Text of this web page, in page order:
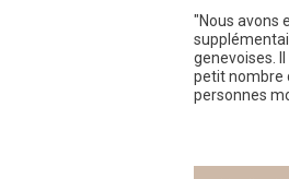
"Nous avons
genevoises.
petit nombre
personnes